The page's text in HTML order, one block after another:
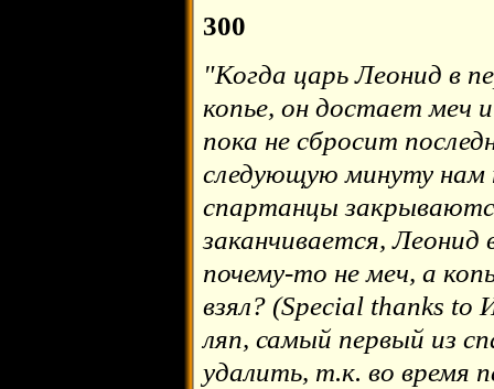
300
"Когда царь Леонид в
копье, он достает меч
пока не сбросит
следующую минуту нам
спартанцы
заканчивается, Леонид
почему-то не меч, а
взял? (Special thanks to
ляп, самый первый из
удалить, т.к. во время